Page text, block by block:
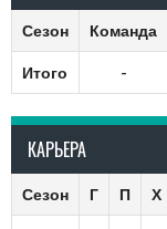
Сезон Команда
Итого -
КАРЬЕРА
Сезон Г П Х